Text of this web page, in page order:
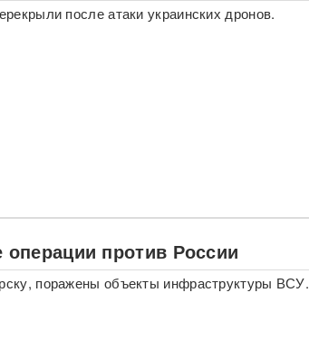
после атаки украинских дронов.
против России
поражены объекты инфраструктуры ВСУ.